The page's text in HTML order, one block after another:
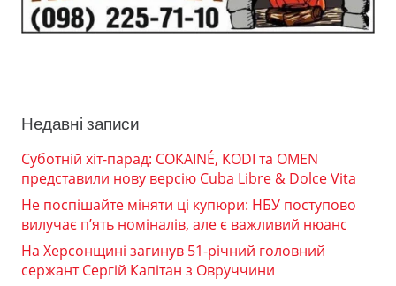
Недавні записи
Суботній хіт-парад: COKAINÉ, KODI та OMEN
представили нову версію Cuba Libre & Dolce Vita
Не поспішайте міняти ці купюри: НБУ поступово
вилучає п’ять номіналів, але є важливий нюанс
На Херсонщині загинув 51-річний головний
сержант Сергій Капітан з Овруччини